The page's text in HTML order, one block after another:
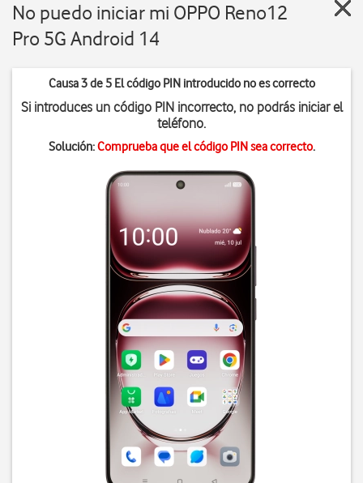
No puedo iniciar mi OPPO Reno12
Pro 5G Android 14
Causa 3 de 5 El código PIN introducido no es correcto
Si introduces un código PIN incorrecto, no podrás iniciar el
teléfono.
Solución:Comprueba que el código PIN sea correcto.